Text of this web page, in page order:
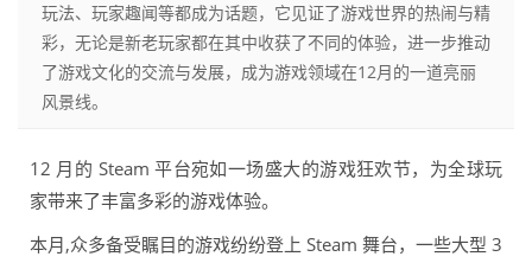
玩法、玩家趣闻等都成为话题，它见证了游戏世界的热闹与精
彩，无论是新老玩家都在其中收获了不同的体验，进一步推动
了游戏文化的交流与发展，成为游戏领域在12月的一道亮丽
风景线。
12 月的 Steam 平台宛如一场盛大的游戏狂欢节，为全球玩
家带来了丰富多彩的游戏体验。
本月,众多备受瞩目的游戏纷纷登上 Steam 舞台，一些大型 3